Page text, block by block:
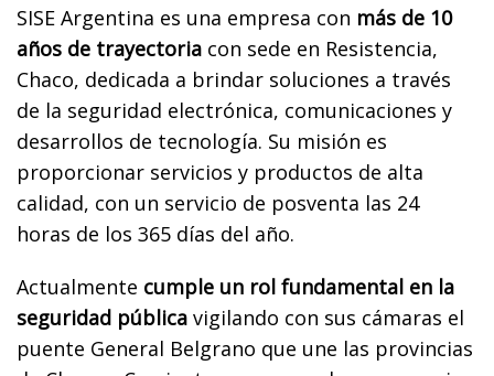
SISE Argentina es una empresa con más de 10
años de trayectoria con sede en Resistencia,
Chaco, dedicada a brindar soluciones a través
de la seguridad electrónica, comunicaciones y
desarrollos de tecnología. Su misión es
proporcionar servicios y productos de alta
calidad, con un servicio de posventa las 24
horas de los 365 días del año.
Actualmente cumple un rol fundamental en la
seguridad pública vigilando con sus cámaras el
puente General Belgrano que une las provincias